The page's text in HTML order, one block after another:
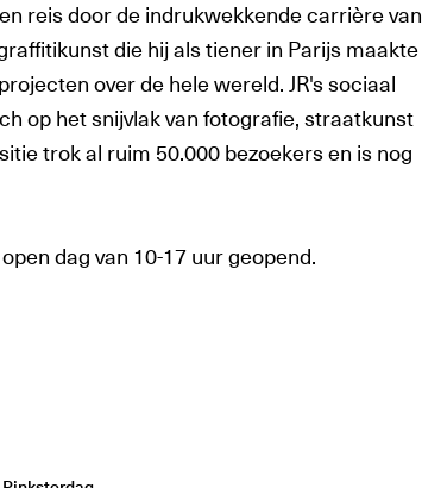
reis door de indrukwekkende carrière van
die hij als tiener in Parijs maakte
over de hele wereld. JR's sociaal
op het snijvlak van fotografie, straatkunst
trok al ruim 50.000 bezoekers en is nog
dag van 10-17 uur geopend.